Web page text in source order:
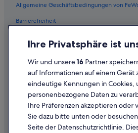
Allgemeine Geschäftsbedingungen von
Barrierefreiheit
Inhaltsrichtlinien und Melden von Inhalten
Hilfe
Hilfe
Ihre Privatsphäre ist
Wir und unsere16 Partner
auf Informationen auf einem Gerät
eindeutige Kennungen in Cookies,
personenbezogene Daten zu
Ihre Präferenzen akzeptieren oder
Sie dazu bitte unten oder
Seite der Datenschutzrichtlinie.